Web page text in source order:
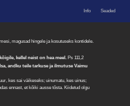
Info Seaded
magusad hingele ja kosutuseks kontidele.
kellel neist on hea meel. Ps 111,2
andku teile tarkuse ja ilmutuse Vaimu
kes sai väikeseks; uinumatu, kes uinus;
ennast, et kõiki ausse tõsta. Kiidetud olgu